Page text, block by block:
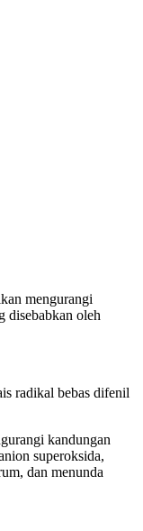
mengurangi
disebabkan oleh
radikal bebas difenil
kandungan
superoksida,
dan menunda